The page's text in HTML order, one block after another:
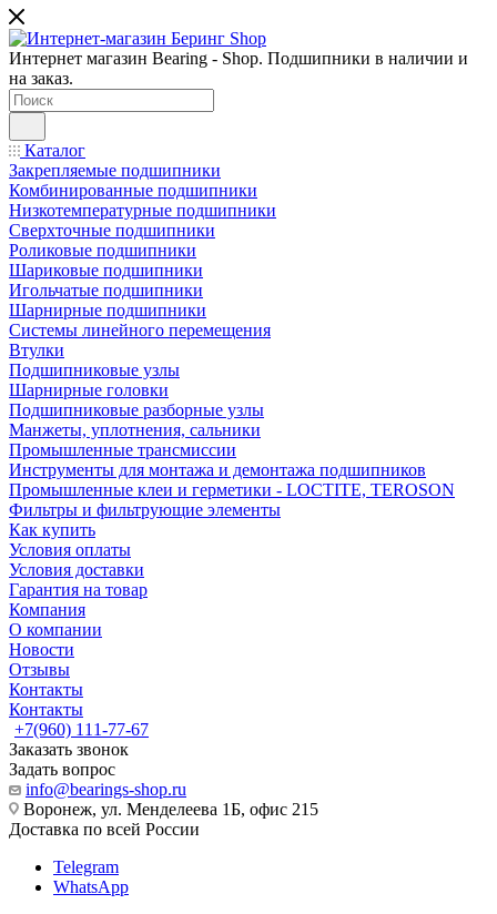
Интернет магазин Bearing - Shop. Подшипники в наличии и
на заказ.
Каталог
Закрепляемые подшипники
Комбинированные подшипники
Низкотемпературные подшипники
Сверхточные подшипники
Роликовые подшипники
Шариковые подшипники
Игольчатые подшипники
Шарнирные подшипники
Системы линейного перемещения
Втулки
Подшипниковые узлы
Шарнирные головки
Подшипниковые разборные узлы
Манжеты, уплотнения, сальники
Промышленные трансмиссии
Инструменты для монтажа и демонтажа подшипников
Промышленные клеи и герметики - LOCTITE, TEROSON
Фильтры и фильтрующие элементы
Как купить
Условия оплаты
Условия доставки
Гарантия на товар
Компания
О компании
Новости
Отзывы
Контакты
Контакты
+7(960) 111-77-67
Заказать звонок
Задать вопрос
info@bearings-shop.ru
Воронеж, ул. Менделеева 1Б, офис 215
Доставка по всей России
Telegram
WhatsApp